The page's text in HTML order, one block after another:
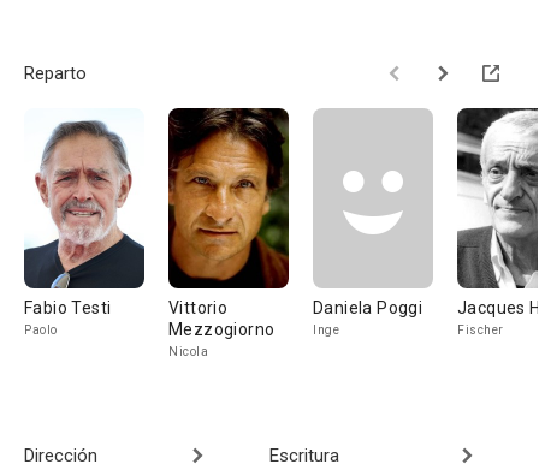
Reparto
Fabio Testi
Paolo
Vittorio
Mezzogiorno
Nicola
Daniela Poggi
Inge
Jacques
Fischer
Dirección
Escritura